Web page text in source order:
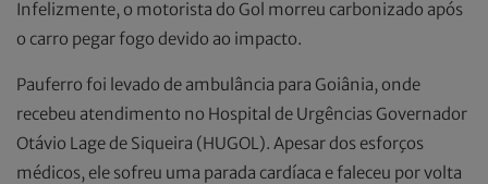
Infelizmente, o motorista do Gol morreu carbonizado após
o carro pegar fogo devido ao impacto.
Pauferro foi levado de ambulância para Goiânia, onde
recebeu atendimento no Hospital de Urgências Governador
Otávio Lage de Siqueira (HUGOL). Apesar dos esforços
médicos, ele sofreu uma parada cardíaca e faleceu por volta